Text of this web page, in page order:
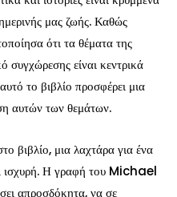
μας ζωής. Καθώς
ότι τα θέματα της
είναι κεντρικά
το βιβλίο προσφέρει μια
αυτών των θεμάτων.
βιβλίο, μια λαχτάρα για ένα
ισχυρή. Η γραφή του Michael
απροσδόκητα, να σε